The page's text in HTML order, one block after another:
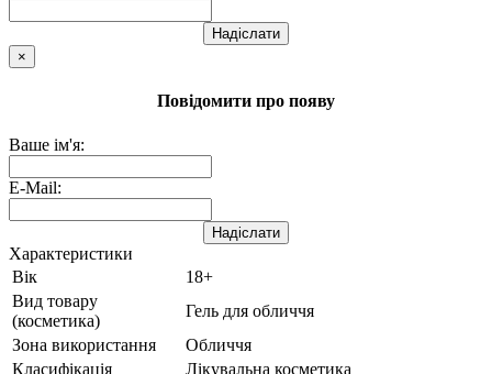
Надіслати
×
Повідомити про появу
Ваше ім'я:
E-Mail:
Надіслати
Характеристики
Вік
18+
Вид товару
(косметика)
Гель для обличчя
Зона використання
Обличчя
Класифікація
Лікувальна косметика